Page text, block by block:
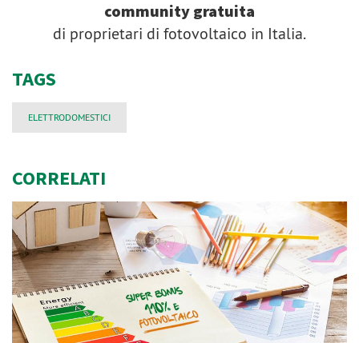
community gratuita
di proprietari di fotovoltaico in Italia.
TAGS
ELETTRODOMESTICI
CORRELATI